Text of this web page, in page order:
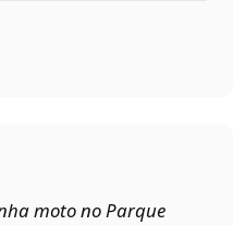
moto no Parque